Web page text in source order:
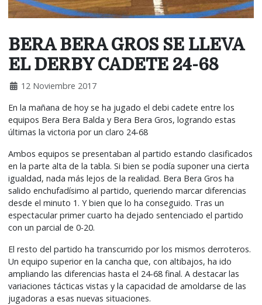
BERA BERA GROS SE LLEVA
EL DERBY CADETE 24-68
12 Noviembre 2017
En la mañana de hoy se ha jugado el debi cadete entre los
equipos Bera Bera Balda y Bera Bera Gros, logrando estas
últimas la victoria por un claro 24-68
Ambos equipos se presentaban al partido estando clasificados
en la parte alta de la tabla. Si bien se podía suponer una cierta
igualdad, nada más lejos de la realidad. Bera Bera Gros ha
salido enchufadísimo al partido, queriendo marcar diferencias
desde el minuto 1. Y bien que lo ha conseguido. Tras un
espectacular primer cuarto ha dejado sentenciado el partido
con un parcial de 0-20.
El resto del partido ha transcurrido por los mismos derroteros.
Un equipo superior en la cancha que, con altibajos, ha ido
ampliando las diferencias hasta el 24-68 final. A destacar las
variaciones tácticas vistas y la capacidad de amoldarse de las
jugadoras a esas nuevas situaciones.